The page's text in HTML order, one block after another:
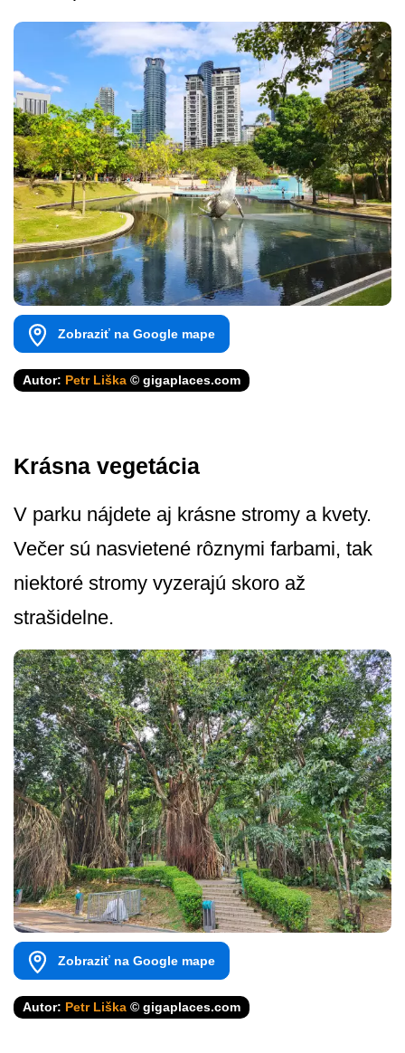
Zobraziť na Google mape
Autor: Petr Liška © gigaplaces.com
Krásna vegetácia
V parku nájdete aj krásne stromy a kvety.
Večer sú nasvietené rôznymi farbami, tak
niektoré stromy vyzerajú skoro až
strašidelne.
Zobraziť na Google mape
Autor: Petr Liška © gigaplaces.com